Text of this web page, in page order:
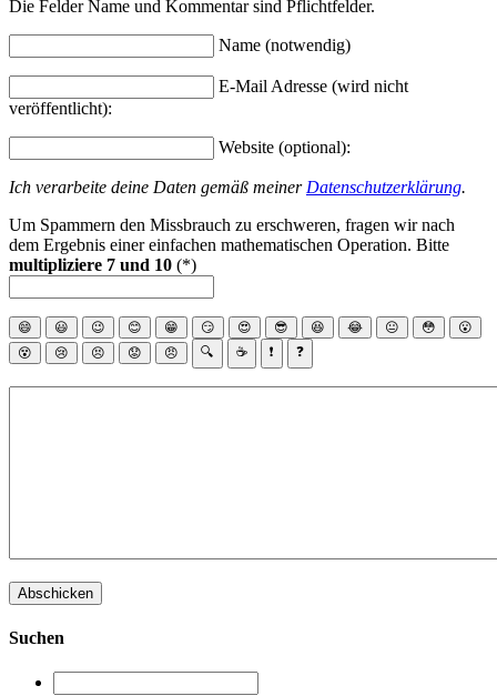
Die Felder Name und Kommentar sind Pflichtfelder.
Name (notwendig)
E-Mail Adresse (wird nicht
veröffentlicht):
Website (optional):
Ich verarbeite deine Daten gemäß meiner Datenschutzerklärung.
Um Spammern den Missbrauch zu erschweren, fragen wir nach
dem Ergebnis einer einfachen mathematischen Operation. Bitte
multipliziere 7 und 10 (*)
😄 😃 😉 😊 😁 😏 😍 😎 😆 😂 😐 😳
😮
😵
😢 😣 😟 😠 🔍 ☕ ❗ ❓
Suchen